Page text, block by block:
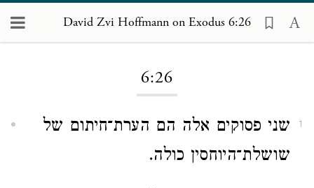
David Zvi Hoffmann on Exodus 6:26
6:26
1
שני פסוקים אלה הם הערת־חיתום של
שושלת־היוחסין כולה.